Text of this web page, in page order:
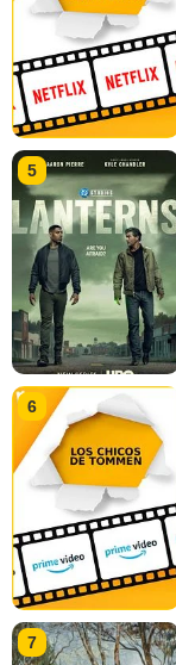
5
6
7